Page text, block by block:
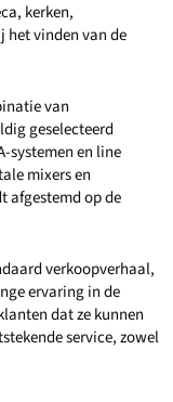
kerken,
het vinden van de
van
geselecteerd
systemen en line
mixers en
afgestemd op de
verkoopverhaal,
ervaring in de
dat ze kunnen
service, zowel